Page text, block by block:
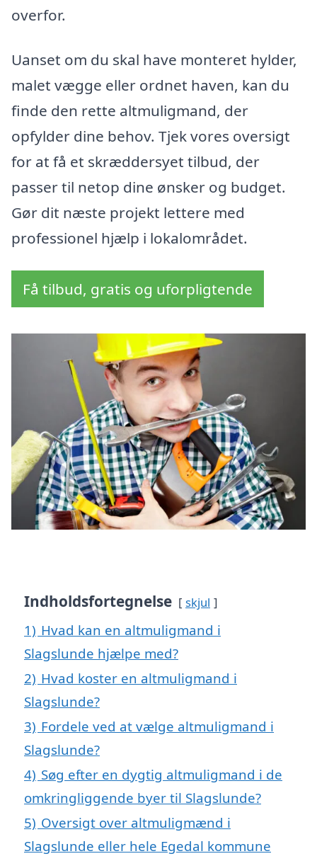
overfor.
Uanset om du skal have monteret hylder,
malet vægge eller ordnet haven, kan du
finde den rette altmuligmand, der
opfylder dine behov. Tjek vores oversigt
for at få et skræddersyet tilbud, der
passer til netop dine ønsker og budget.
Gør dit næste projekt lettere med
professionel hjælp i lokalområdet.
Få tilbud, gratis og uforpligtende
Indholdsfortegnelse skjul
1) Hvad kan en altmuligmand i
Slagslunde hjælpe med?
2) Hvad koster en altmuligmand i
Slagslunde?
3) Fordele ved at vælge altmuligmand i
Slagslunde?
4) Søg efter en dygtig altmuligmand i de
omkringliggende byer til Slagslunde?
5) Oversigt over altmuligmænd i
Slagslunde eller hele Egedal kommune